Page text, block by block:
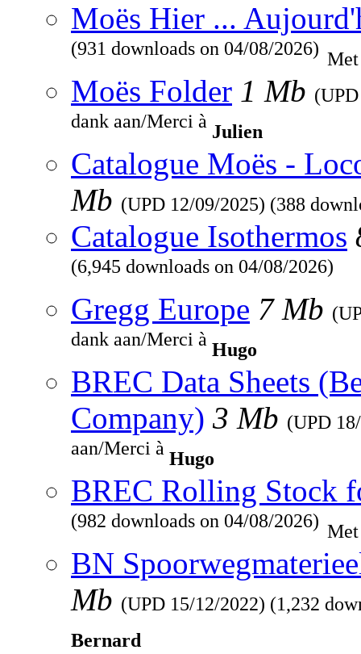
Moës Hier ...
(931 downloads on 04/08/2026)
Moës Folder 1 Mb
dank aan/Merci à Julien
Catalogue Moës -
Mb (UPD 12/09/2025) (388
Catalogue Isothermos
(6,945 downloads on 04/08/2026)
Gregg Europe 7 Mb
dank aan/Merci à Hugo
BREC Data Sheets
Company) 3 Mb (UPD
aan/Merci à Hugo
BREC Rolling Stock
(982 downloads on 04/08/2026)
BN
Mb (UPD 15/12/2022) (1,232
Bernard